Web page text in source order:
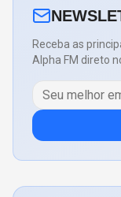
Receba as
Alpha FM direto